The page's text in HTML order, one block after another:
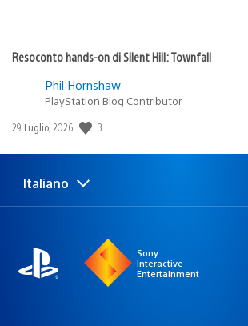
Resoconto hands-on di Silent Hill: Townfall
Phil Hornshaw
PlayStation Blog Contributor
Data
pubblicazione:
29 Luglio, 2026 3
Seleziona
una
Regione
attuale:
Italiano
Sony
Interactive
Entertainment